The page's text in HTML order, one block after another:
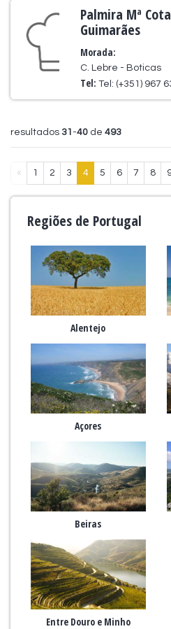
Palmira Mª
Guimarães
Morada:
C. Lebre - Boticas
Tel:Tel: (+351) 967
resultados 31 -40 de 493
« 1 2 3 4 5 6 7 8
Regiões de Portugal
Alentejo
Açores
Beiras
Entre Douro e Minho